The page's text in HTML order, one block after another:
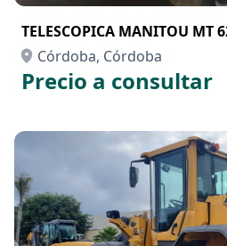
TELESCOPICA MANITOU MT
Córdoba, Córdoba
Precio a consultar